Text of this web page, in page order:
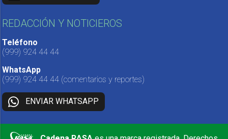
REDACCIÓN Y NOTICIEROS
Teléfono
(999) 924 44 44
WhatsApp
(999) 924 44 44 (comentarios y reportes)
ENVIAR WHATSAPP